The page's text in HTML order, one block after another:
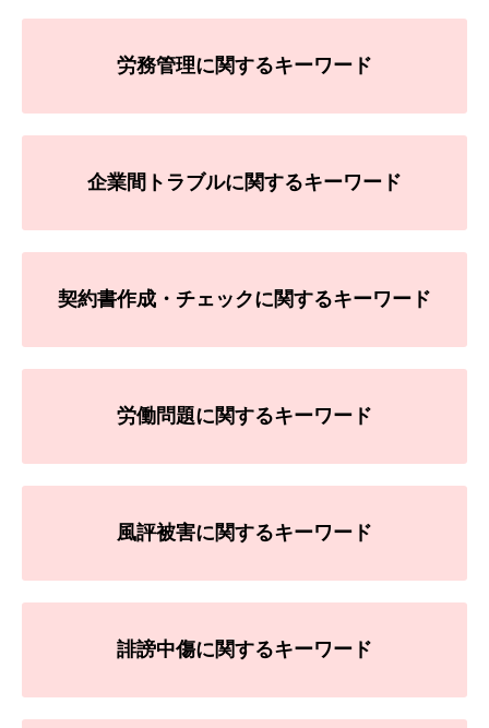
労務管理に関するキーワード
企業間トラブルに関するキーワード
契約書作成・チェックに関するキーワード
労働問題に関するキーワード
風評被害に関するキーワード
誹謗中傷に関するキーワード